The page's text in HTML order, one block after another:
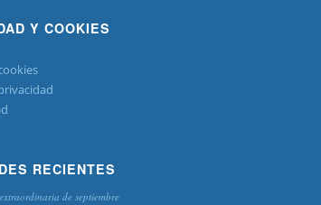
Y COOKIES
RECIENTES
de septiembre